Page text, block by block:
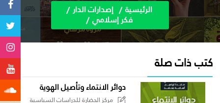
الرئيسية إصدارات الدار
فكر إسلامي
كتب ذات صلة
دوائر الانتماء وتأصيل الهوية
مركز الحضارة للدراسات السياسية